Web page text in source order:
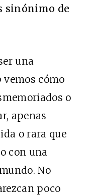
sinónimo de
una
vemos cómo
o
apenas
o rara que
con una
No
poco